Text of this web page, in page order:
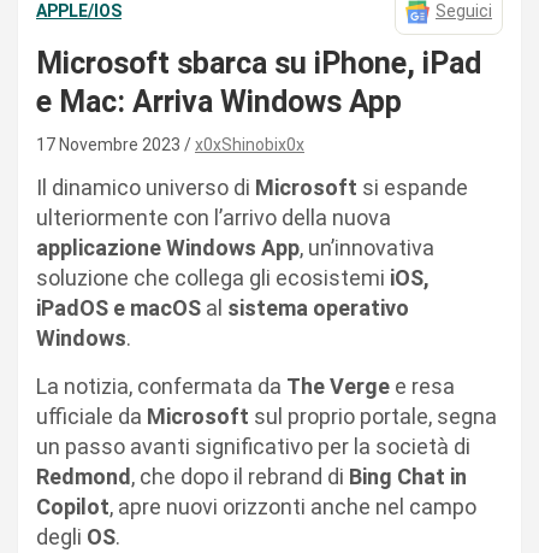
APPLE/IOS Seguici
Microsoft sbarca su iPhone, iPad
e Mac: Arriva Windows App
17 Novembre 2023 x0xShinobix0x
Il dinamico universo di Microsoft si espande
ulteriormente con l’arrivo della nuova
applicazione Windows App, un’innovativa
soluzione che collega gli ecosistemi iOS,
iPadOS e macOS al sistema operativo
Windows.
La notizia, confermata da The Verge e resa
ufficiale da Microsoft sul proprio portale, segna
un passo avanti significativo per la società di
Redmond, che dopo il rebrand di Bing Chat in
Copilot, apre nuovi orizzonti anche nel campo
degli OS.